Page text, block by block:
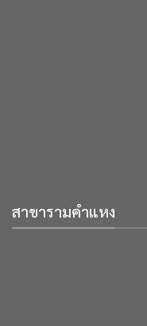
สาขารามคำแหง